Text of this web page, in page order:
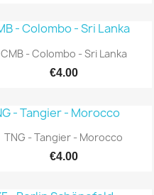
Quick view
CMB - Colombo - Sri Lanka
€4.00
Quick view
TNG - Tangier - Morocco
€4.00